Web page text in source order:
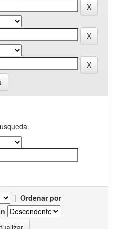
| Ordenar por